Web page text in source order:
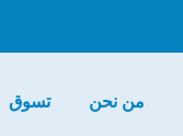
من نحن تسوق